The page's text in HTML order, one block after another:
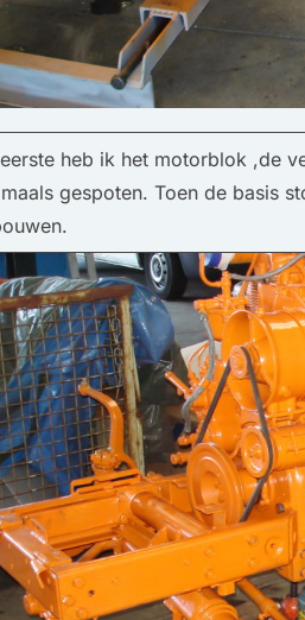
heb ik het motorblok ,de
gespoten. Toen de basis